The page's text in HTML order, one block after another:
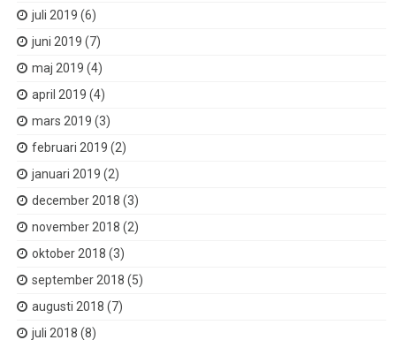
juli 2019 (6)
juni 2019 (7)
maj 2019 (4)
april 2019 (4)
mars 2019 (3)
februari 2019 (2)
januari 2019 (2)
december 2018 (3)
november 2018 (2)
oktober 2018 (3)
september 2018 (5)
augusti 2018 (7)
juli 2018 (8)